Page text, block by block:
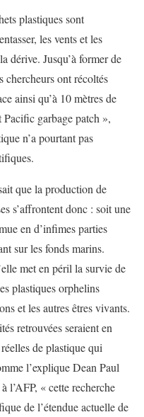
plastiques sont
les vents et les
dérive. Jusqu’à former de
chercheurs ont récoltés
ainsi qu’à 10 mètres de
garbage patch »,
n’a pourtant pas
que la production de
s’affrontent donc : soit une
en d’infimes parties
sur les fonds marins.
met en péril la survie de
plastiques orphelins
et les autres êtres vivants.
retrouvées seraient en
de plastique qui
l’explique Dean Paul
l’AFP, « cette recherche
de l’étendue actuelle de